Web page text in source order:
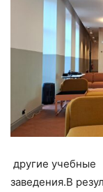
другие учебные
заведения.В